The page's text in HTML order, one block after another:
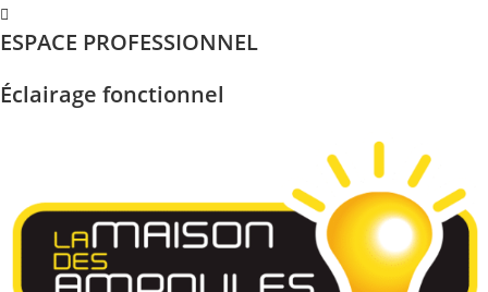
Skip
to
ESPACE PROFESSIONNEL
Éclairage fonctionnel